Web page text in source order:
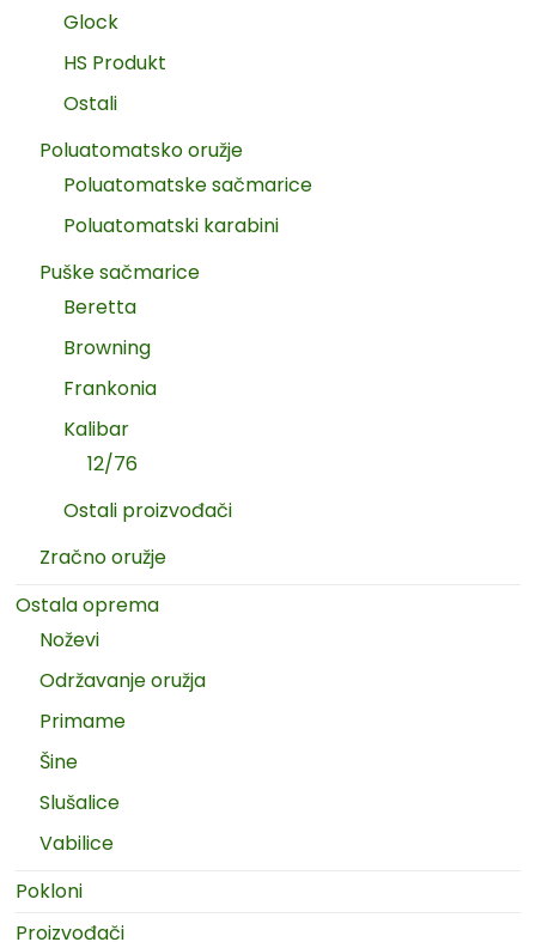
Glock
HS Produkt
Ostali
Poluatomatsko oružje
Poluatomatske sačmarice
Poluatomatski karabini
Puške sačmarice
Beretta
Browning
Frankonia
Kalibar
12/76
Ostali proizvođači
Zračno oružje
Ostala oprema
Noževi
Održavanje oružja
Primame
Šine
Slušalice
Vabilice
Pokloni
Proizvođači